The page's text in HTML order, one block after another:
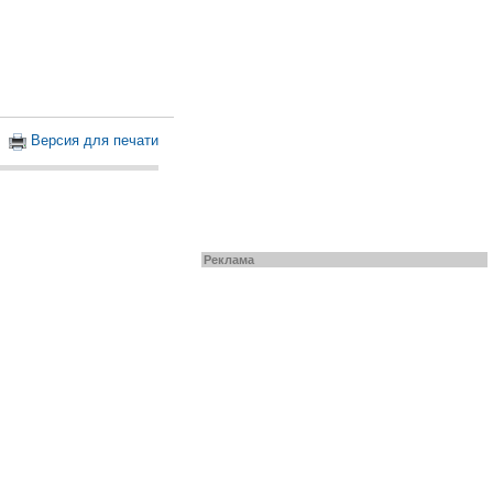
Реклама
Версия для печати